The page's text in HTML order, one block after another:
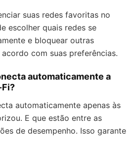
suas redes favoritas no
escolher quais redes se
e bloquear outras
com suas preferências.
automaticamente a
automaticamente apenas às
E que estão entre as
de desempenho. Isso garante